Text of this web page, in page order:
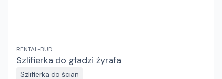
RENTAL-BUD
Szlifierka do gładzi żyrafa
Szlifierka do ścian